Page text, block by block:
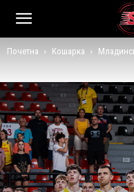
Почетна Кошарка